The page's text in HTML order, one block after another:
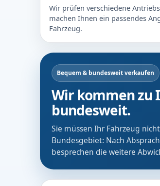
Wir prüfen verschiedene
machen Ihnen ein passendes
Fahrzeug.
Bequem & bundesweit verkaufen
Wir kommen zu
bundesweit.
Sie müssen Ihr Fahrzeug
Bundesgebiet: Nach
besprechen die weitere